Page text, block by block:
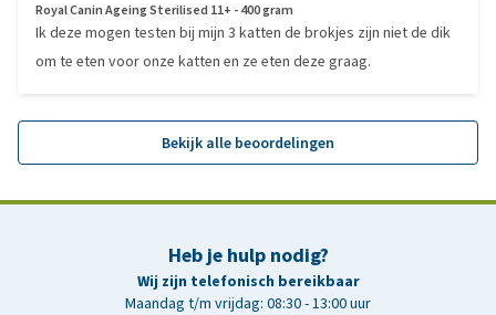
Royal Canin Ageing Sterilised 11+ - 400 gram
Ik deze mogen testen bij mijn 3 katten de brokjes zijn niet de dik
om te eten voor onze katten en ze eten deze graag.
Bekijk alle beoordelingen
Heb je hulp nodig?
Wij zijn telefonisch bereikbaar
Maandag t/m vrijdag: 08:30 - 13:00 uur